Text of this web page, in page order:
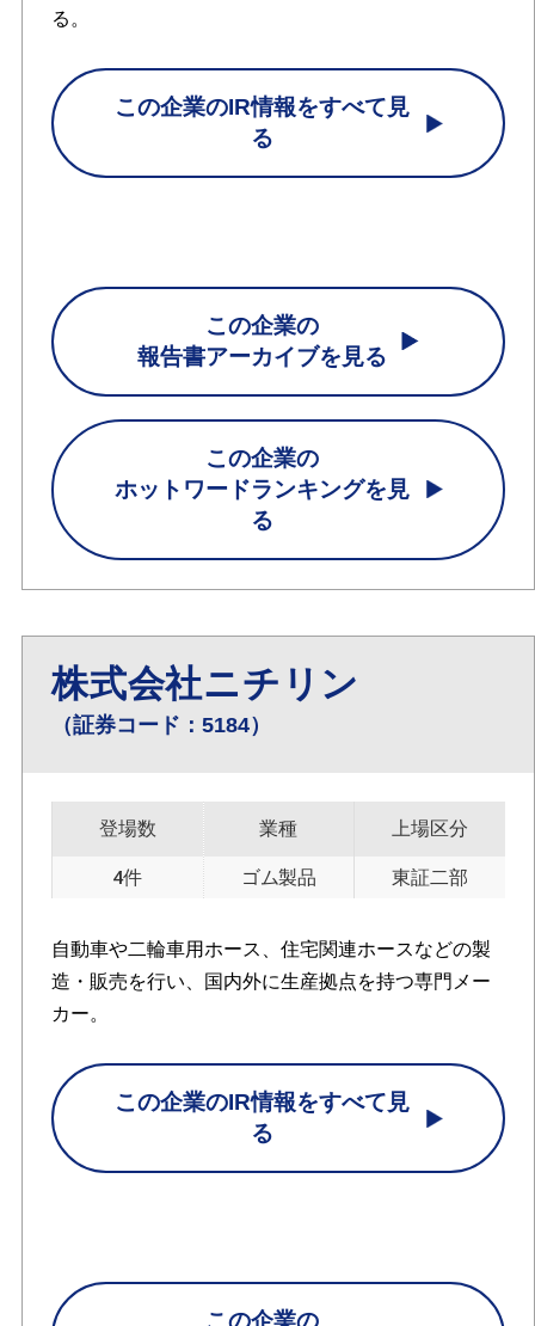
る。
この企業のIR情報をすべて見
る
この企業の
報告書アーカイブを見る
この企業の
ホットワードランキングを見
る
株式会社ニチリン
（証券コード：5184）
登場数
4件
業種
ゴム製品
上場区分
東証二部
自動車や二輪車用ホース、住宅関連ホースなどの製
造・販売を行い、国内外に生産拠点を持つ専門メー
カー。
この企業のIR情報をすべて見
る
この企業の